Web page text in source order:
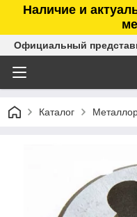
Наличие и
Официальный
Каталог